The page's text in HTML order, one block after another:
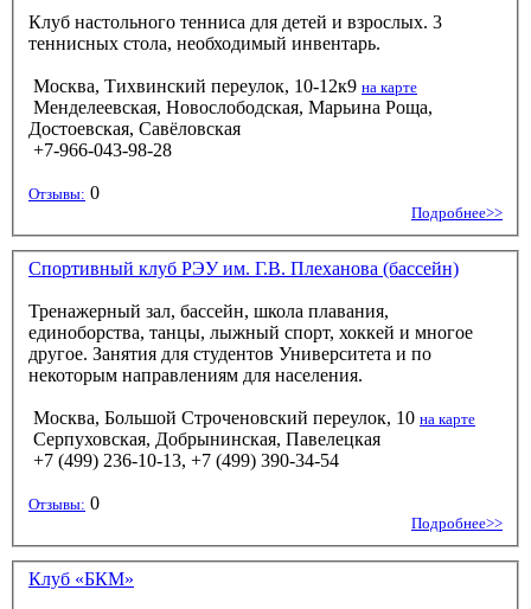
Клуб настольного тенниса для детей и взрослых. 3
теннисных стола, необходимый инвентарь.
Москва, Тихвинский переулок, 10-12к9 на карте
Менделеевская, Новослободская, Марьина Роща,
Достоевская, Савёловская
+7-966-043-98-28
Отзывы: 0
Подробнее>>
Спортивный клуб РЭУ им. Г.В. Плеханова (бассейн)
Тренажерный зал, бассейн, школа плавания,
единоборства, танцы, лыжный спорт, хоккей и многое
другое. Занятия для студентов Университета и по
некоторым направлениям для населения.
Москва, Большой Строченовский переулок, 10 на карте
Серпуховская, Добрынинская, Павелецкая
+7 (499) 236-10-13, +7 (499) 390-34-54
Отзывы: 0
Подробнее>>
Клуб «БКМ»